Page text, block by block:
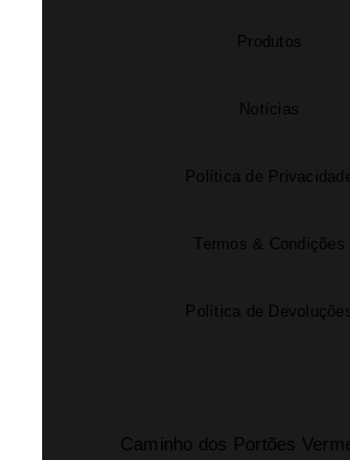
Produtos
Notícias
Política de
Termos & Condições
Política de
Caminho dos Portões